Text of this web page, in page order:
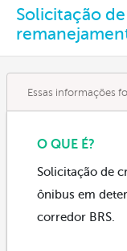
Solicitação
Essas informações
O QUE É?
Solicitação de
ônibus em
corredor BRS.